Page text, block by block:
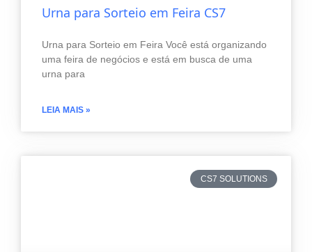
Urna para Sorteio em Feira CS7
Urna para Sorteio em Feira Você está organizando
uma feira de negócios e está em busca de uma
urna para
LEIA MAIS »
CS7 SOLUTIONS